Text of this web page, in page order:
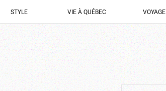
STYLE VIE À QUÉBEC VOYAGE